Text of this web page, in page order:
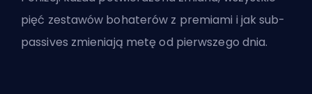
pięć zestawów bohaterów z premiami i jak sub-
passives zmieniają metę od pierwszego dnia.